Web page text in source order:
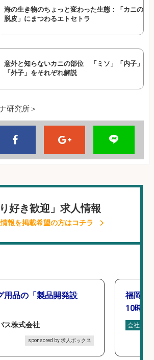
海の生き物のちょっと変わった生態：「カニの
脱皮」にまつわるエトセトラ
意外と知らないカニの部位 「ミソ」「内子」
「外子」をそれぞれ解説
研究所＞
り好き歓迎」求人情報
報を掲載希望の方はコチラ
用品の「製品開発設
ス株式会社
sponsored by 求人ボックス
福岡「
10時間
会社名